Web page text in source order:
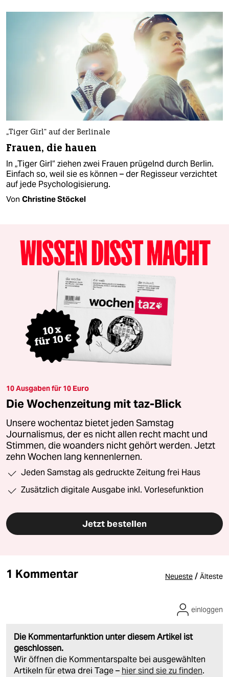
„Tiger Girl“ auf der Berlinale
Frauen, die hauen
In „Tiger Girl“ ziehen zwei Frauen prügelnd durch Berlin.
Einfach so, weil sie es können – der Regisseur verzichtet
auf jede Psychologisierung.
Von Christine Stöckel
10 Ausgaben für 10 Euro
Die Wochenzeitung mit taz-Blick
Unsere wochentaz bietet jeden Samstag
Journalismus, der es nicht allen recht macht und
Stimmen, die woanders nicht gehört werden. Jetzt
zehn Wochen lang kennenlernen.
Jeden Samstag als gedruckte Zeitung frei Haus
Zusätzlich digitale Ausgabe inkl. Vorlesefunktion
Jetzt bestellen
1 Kommentar Neueste / Älteste
Die Kommentarfunktion unter diesem Artikel ist
geschlossen.
Wir öffnen die Kommentarspalte bei ausgewählten
Artikeln für etwa drei Tage – hier sind sie zu finden.
einloggen